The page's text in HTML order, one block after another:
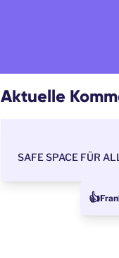
Aktuelle
SAFE SPACE FÜR
👍